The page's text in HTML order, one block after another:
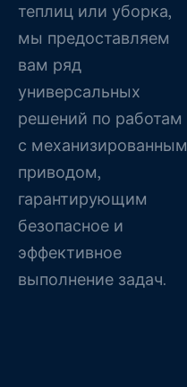
теплиц или уборка,
мы предоставляем
вам ряд
универсальных
решений по работам
с механизированным
приводом,
гарантирующим
безопасное и
эффективное
выполнение задач.